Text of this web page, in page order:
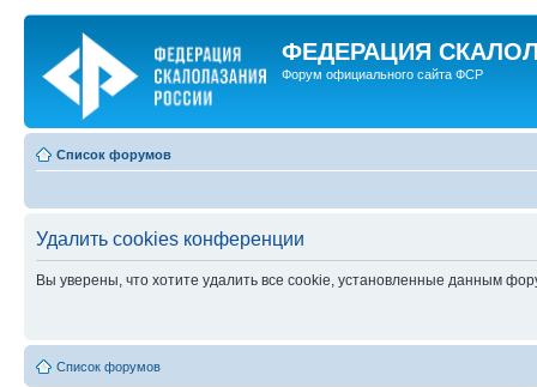
ФЕДЕРАЦИЯ
Форум официального сайта ФСР
Список форумов
Удалить cookies конференции
Вы уверены, что хотите удалить все cookie, установленные данным
Список форумов